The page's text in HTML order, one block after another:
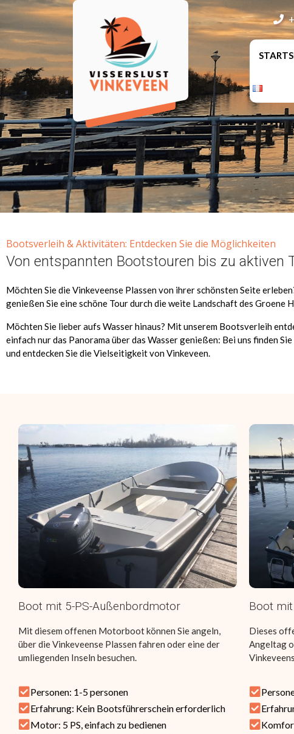
Bootsverleih & Aktivitäten: Entdecken Sie die Möglichkeiten
Von entspannten Bootstouren bis zu aktiven
Möchten Sie die Vinkeveense Plassen von ihrer schönsten Seite
genießen Sie eine schöne Tour durch die weite Landschaft des Groene
Möchten Sie lieber aufs Wasser hinaus? Mit unserem Bootsverleih
einfach nur das Panorama über das Wasser genießen: Bei uns finden
und entdecken Sie die Vielseitigkeit von Vinkeveen.
Boot mit 5-PS-Außenbordmotor
Mit diesem offenen Motorboot können Sie angeln,
über die Vinkeveense Plassen fahren oder eine der
umliegenden Inseln besuchen.
Personen: 1-5 personen
Erfahrung: Kein Bootsführerschein erforderlich
Motor: 5 PS, einfach zu bedienen
Boot
Dieses
Angeltag